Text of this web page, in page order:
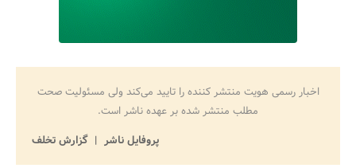
اخبار رسمی هویت منتشر کننده را تایید می‌کند ولی مسئولیت صحت
مطلب منتشر شده بر عهده ناشر است.
پروفایل ناشر
گزارش تخلف